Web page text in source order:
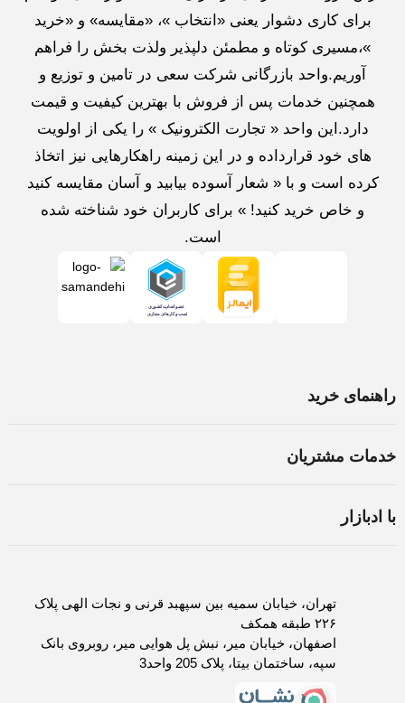
برای کاری دشوار یعنی «انتخاب »، «مقایسه» و «خرید
»،مسیری کوتاه و مطمئن دلپذیر ولذت بخش را فراهم
آوریم.واحد بازرگانی شرکت سعی در تامین و توزیع و
همچنین خدمات پس از فروش با بهترین کیفیت و قیمت
دارد.این واحد « تجارت الکترونیک » را یکی از اولویت
های خود قرارداده و در این زمینه راهکارهایی نیز اتخاذ
کرده است و با « شعار آسوده بیابید و آسان مقایسه کنید
و خاص خرید کنید! » برای کاربران خود شناخته شده
است.
راهنمای خرید
ثبت سفارش
روش های ارسال کالا
خدمات مشتریان
با ادبازار
تماس با ادبازار
فرصت های شغلی
تهران، خیابان سمیه بین سپهبد قرنی و نجات الهی پلاک
۲۲۶ طبقه همکف
اصفهان، خیابان میر، نبش پل هوایی میر، روبروی بانک
سپه، ساختمان بیتا، پلاک 205 واحد3